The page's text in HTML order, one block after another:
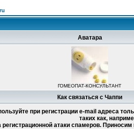
Аватара
ГОМЕОПАТ-КОНСУЛЬТАНТ
Как связаться с Чаппи
при регистрации e-mail адреса
таких как,
атаки спамеров.